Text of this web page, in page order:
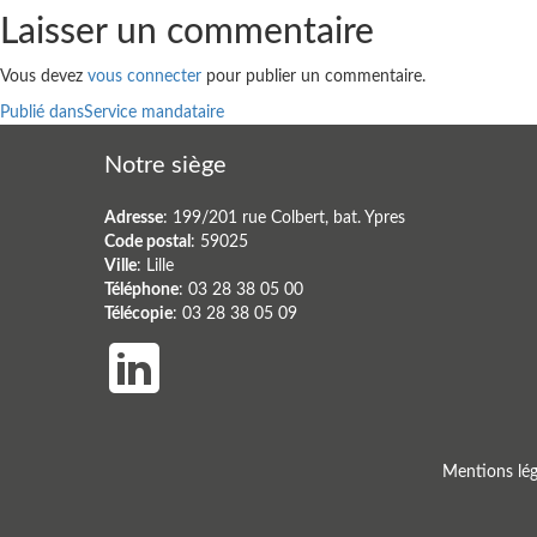
Laisser un commentaire
Vous devez vous connecter pour publier un commentaire.
Navigation
Publié dansService mandataire
Notre siège
Adresse: 199/201 rue Colbert, bat. Ypres
Code postal : 59025
Ville: Lille
Téléphone: 03 28 38 05 00
Télécopie: 03 28 38 05 09
Mentions